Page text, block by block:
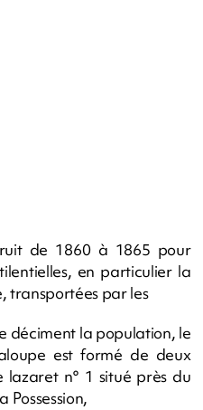
de 1860 à 1865 pour
en particulier la
transportées par les
déciment la population, le
est formé de deux
lazaret n° 1 situé près du
Possession,